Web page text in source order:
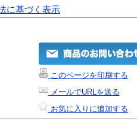
に基づく表示
このページを印刷する
メールでURLを送る
お気に入りに追加する